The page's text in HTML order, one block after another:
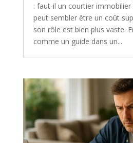
: faut-il un courtier immobilier
peut sembler être un coût
son rôle est bien plus vaste.
comme un guide dans un...